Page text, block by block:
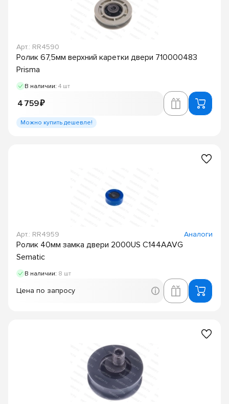
Арт.: RR4590
Ролик 67,5мм верхний каретки двери 710000483
Prisma
В наличии: 4 шт
4 759 ₽
Можно купить дешевле!
Арт.: RR4959 Аналоги
Ролик 40мм замка двери 2000US C144AAVG
Sematic
В наличии: 8 шт
Цена по запросу